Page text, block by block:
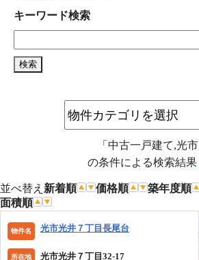
キーワード検索
「 中古一戸建て,光市
の条件による検索結果
並べ替え 新着順 価格順 築年度順
面積順
物件名 光市光井７丁目長尾台
所在地 光市光井７丁目32-17